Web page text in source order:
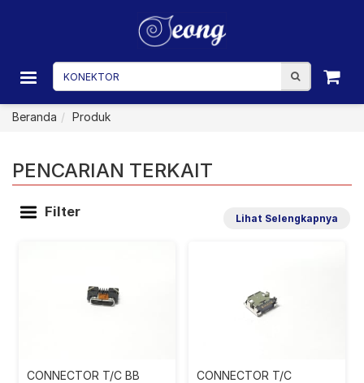
Beranda Produk
PENCARIAN TERKAIT
Filter
CONNECTOR T/C BB
CONNECTOR T/C
Lihat Selengkapnya